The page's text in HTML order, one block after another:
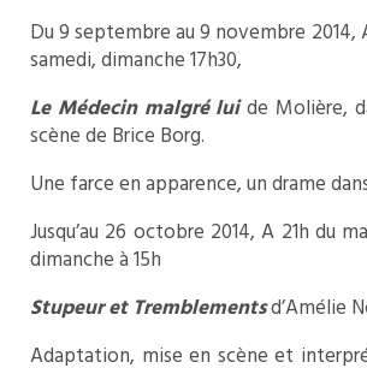
Du 9 septembre au 9 novembre 2014,
samedi, dimanche 17h30,
Le Médecin malgré luide Molière,
scène de Brice Borg.
Une farce en apparence, un drame
Jusqu’au 26 octobre 2014, A 21h du
dimanche à 15h
Stupeur et Tremblementsd’Amélie
Adaptation, mise en scène et